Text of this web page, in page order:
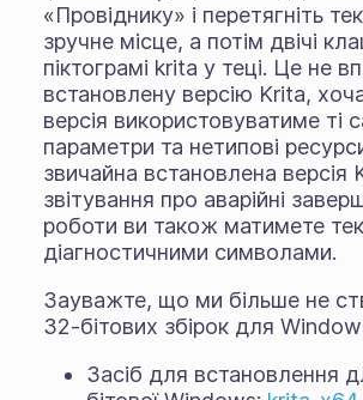
«Провіднику» і перетягніть
зручне місце, а потім двічі
піктограмі krita у теці. Це не
встановлену версію Krita,
версія використовуватиме ті
параметри та нетипові
звичайна встановлена версія
звітування про аварійні
роботи ви також матимете
діагностичними символами.
Зауважте, що ми більше не
32-бітових збірок для
Засіб для встановлення